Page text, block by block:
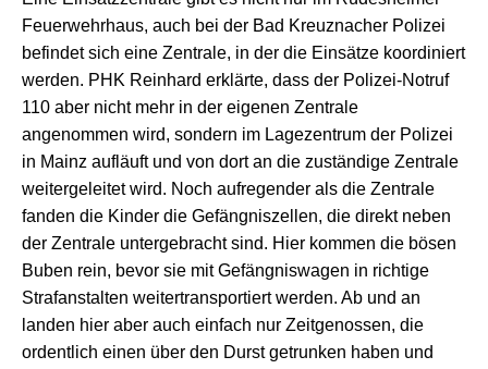
Feuerwehrhaus, auch bei der Bad Kreuznacher Polizei
befindet sich eine Zentrale, in der die Einsätze koordiniert
werden. PHK Reinhard erklärte, dass der Polizei-Notruf
110 aber nicht mehr in der eigenen Zentrale
angenommen wird, sondern im Lagezentrum der Polizei
in Mainz aufläuft und von dort an die zuständige Zentrale
weitergeleitet wird. Noch aufregender als die Zentrale
fanden die Kinder die Gefängniszellen, die direkt neben
der Zentrale untergebracht sind. Hier kommen die bösen
Buben rein, bevor sie mit Gefängniswagen in richtige
Strafanstalten weitertransportiert werden. Ab und an
landen hier aber auch einfach nur Zeitgenossen, die
ordentlich einen über den Durst getrunken haben und